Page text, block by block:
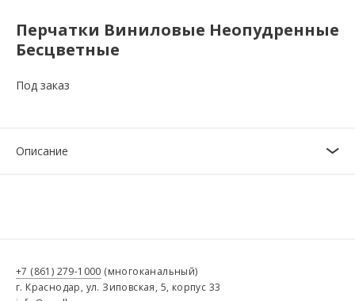
Перчатки Виниловые Неопудренные
Бесцветные
Под заказ
Описание
+7 (861) 279-1000 (многоканальный)
г. Краснодар, ул. Зиповская, 5, корпус 33